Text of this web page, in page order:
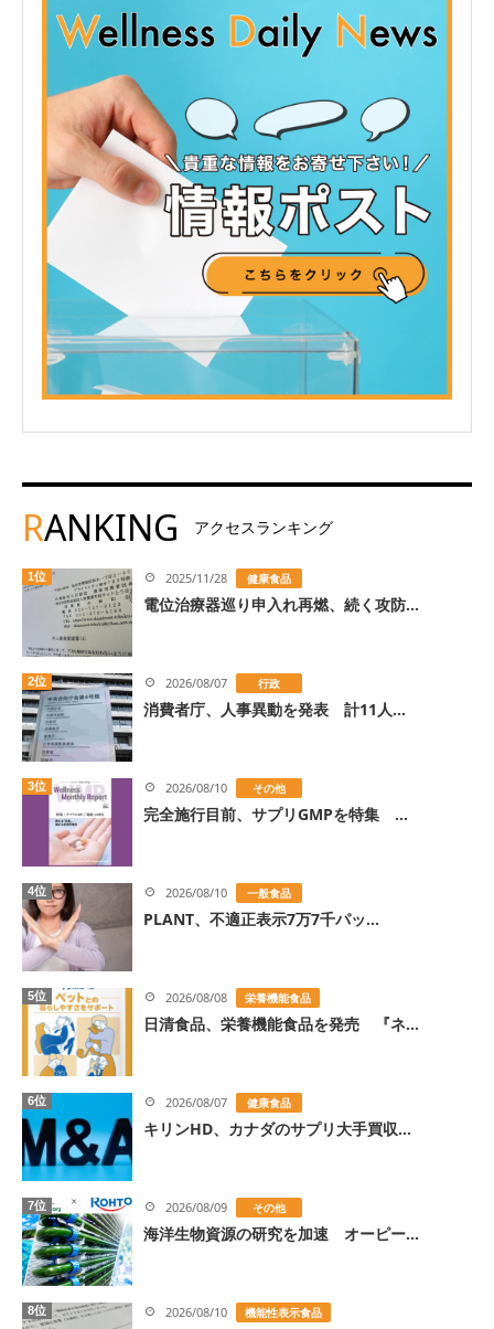
RANKING アクセスランキング
1位 2025/11/28 健康食品
電位治療器巡り申入れ再燃、続く攻防...
2位 2026/08/07 行政
消費者庁、人事異動を発表 計11人...
3位 2026/08/10 その他
完全施行目前、サプリGMPを特集 ...
4位 2026/08/10 一般食品
PLANT、不適正表示7万7千パッ...
5位 2026/08/08 栄養機能食品
日清食品、栄養機能食品を発売 『ネ...
6位 2026/08/07 健康食品
キリンHD、カナダのサプリ大手買収...
7位 2026/08/09 その他
海洋生物資源の研究を加速 オーピー...
8位 2026/08/10 機能性表示食品